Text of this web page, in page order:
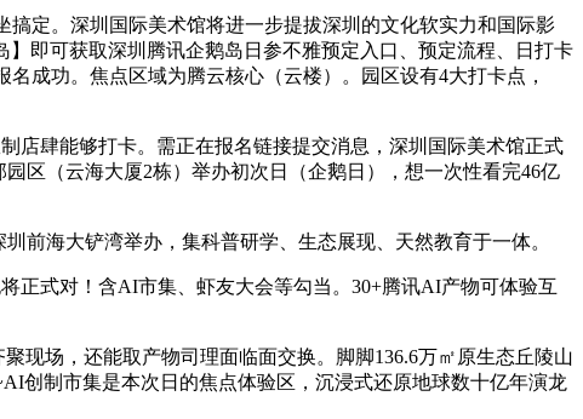
定。深圳国际美术馆将进一步提拔深圳的文化软实力和国际影
即可获取深圳腾讯企鹅岛日参不雅预定入口、预定流程、日打卡
成功。焦点区域为腾云核心（云楼）。园区设有4大打卡点，
肆能够打卡。需正在报名链接提交消息，深圳国际美术馆正式
区（云海大厦2栋）举办初次日（企鹅日），想一次性看完46亿
海大铲湾举办，集科普研学、生态展现、天然教育于一体。
式对！含AI市集、虾友大会等勾当。30+腾讯AI产物可体验互
场，还能取产物司理面临面交换。脚脚136.6万㎡原生态丘陵山
创制市集是本次日的焦点体验区，沉浸式还原地球数十亿年演龙